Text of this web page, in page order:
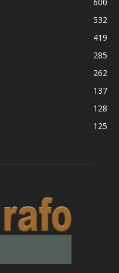
532
419
285
262
137
128
125